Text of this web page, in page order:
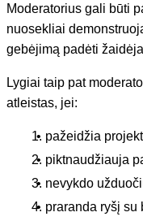
Moderatorius gali būti
nuosekliai
gebėjimą padėti
Lygiai taip pat
atleistas, jei:
pažeidžia
piktnaudžiauja
nevykdo
praranda ryšį su